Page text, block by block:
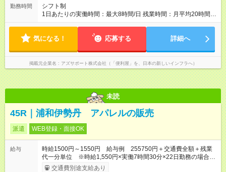
1回評価に基づく 手当：あり 全額100%支給 ・交通費（通勤
費） ・業務における活動費 ・超過勤務手当 【注意】 貸与する
かる場合、各自での負担となります 【試用期間】試用期間あり
試用期間の長さ：4ヶ月 ※ 雇用形態と給与に、本採用時と異なる
部分があります。 雇用形態：中途採用（契約社員） 給与：本採
用時と同じです。 試用期間中は嘱託社員契約となります。嘱託
社員契約中の給与・待遇・福利厚生は正社員のものと同じで
す。99％の方が試用期間後に正社員に移行しております。
勤務時間
シフト制
1日あたりの実働時間：最大8時間/日 残業時間：月平均20時間程
度 ※閑散月10時間ほど、繁忙期40時間ほど 【注意】 直行直帰の
によっては出勤・退勤時間が変動する場合がございます 例）
時代
気になる！ 応募する 詳細へ
掲載元企業名 アズサポート株式会社（「便利屋」を、日本の新しいインフラへ）
未読
45R｜浦和伊勢丹 アパレルの販売
派遣 WEB登録・面接OK
給与
時給1500円～1550円 給与例 255750円＋交通費全額＋残業
代一分単位 ※時給1,550円×実働7時間30分×22日勤務の場合。
お時給は一例です。ご経験により異なります。
交通費別途支給あり